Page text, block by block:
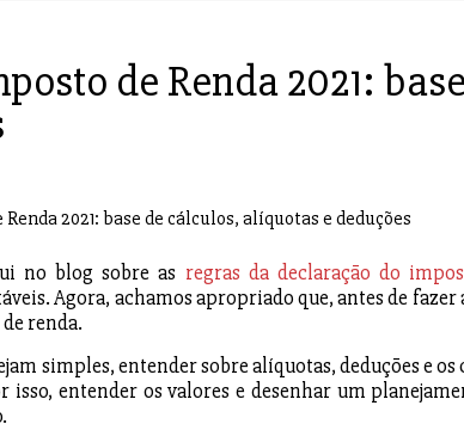
de Renda 2021:
no blog sobre as regras da declaração do
Agora, achamos apropriado que, antes de fazer
renda.
simples, entender sobre alíquotas, deduções e
isso, entender os valores e desenhar um